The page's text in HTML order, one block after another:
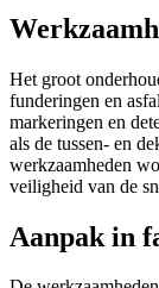
Het groot
funderingen en
markeringen en
als de tussen- en
werkzaamheden
veiligheid van de
Aanpak in